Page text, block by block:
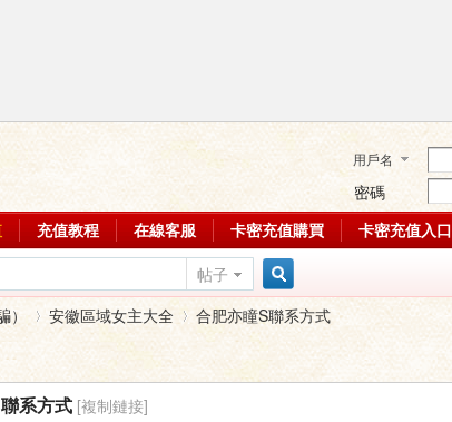
用戶名
密碼
充值教程 在線客服 卡密充值購買 卡密充值入口
帖子
搜
›
安徽區域女主大全
合肥亦瞳S聯系方式
系方式 [複制鏈接]